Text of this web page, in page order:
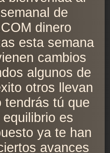
de
dinero
esta semana
cambios
algunos de
otros llevan
tendrás tú que
es
ya te han
avances